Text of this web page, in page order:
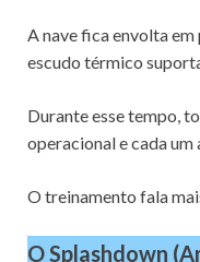
A nave fica envolta em
escudo térmico
Durante esse tempo,
operacional e cada um
O treinamento fala
O Splashdown